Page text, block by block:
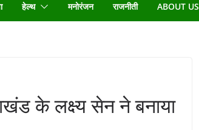
हेल्थ मनोरंजन राजनीती ABOUT US
के लक्ष्य सेन ने बनाया